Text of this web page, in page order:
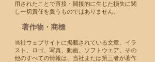
用されたことで直接・間接的に生じた損失に関
し一切責任を負うものではありません。
著作物・商標
当社ウェブサイトに掲載されている文章、イラ
スト、ロゴ、写真、動画、ソフトウエア、その
他のすべての情報は、当社または第三者が著作